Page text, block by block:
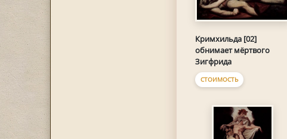
Кримхильда [02]
обнимает мёртвого
Зигфрида
СТОИМОСТЬ